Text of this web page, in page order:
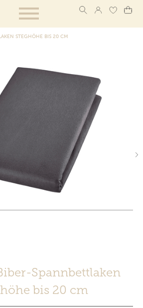
STEGHÖHE BIS 20 CM
Spannbettlaken
bis 20 cm